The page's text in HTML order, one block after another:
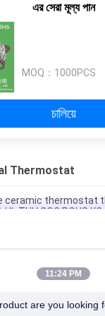
এর সেরা মূল্য পান
MOQ： 1000PCS
চালিয়ে
Thermostat
ceramic thermostat
TUV CQC ROHS KC
Action Thermostats,
H31 250V 10 13C
KSD301 Bimetal
11:24 PM
are you looking